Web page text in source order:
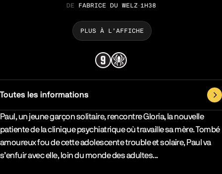
RÉALISATION
FABRICE DU WELZ DURÉE
1H38
PLUS À L’AFFICHE
Toutes les informations
Synopsys & Casting
Paul, un jeune garçon solitaire, rencontre Gloria, la nouvelle
patiente de la clinique psychiatrique où travaille sa mère. Tombé
amoureux fou de cette adolescente trouble et solaire, Paul va
s’enfuir avec elle, loin du monde des adultes...